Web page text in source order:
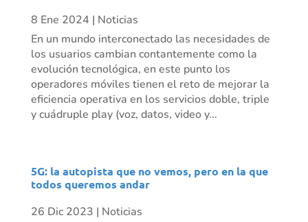
8 Ene 2024 | Noticias
En un mundo interconectado las necesidades de
los usuarios cambian contantemente como la
evolución tecnológica, en este punto los
operadores móviles tienen el reto de mejorar la
eficiencia operativa en los servicios doble, triple
y cuádruple play (voz, datos, video y...
5G: la autopista que no vemos, pero en la que
todos queremos andar
26 Dic 2023 | Noticias